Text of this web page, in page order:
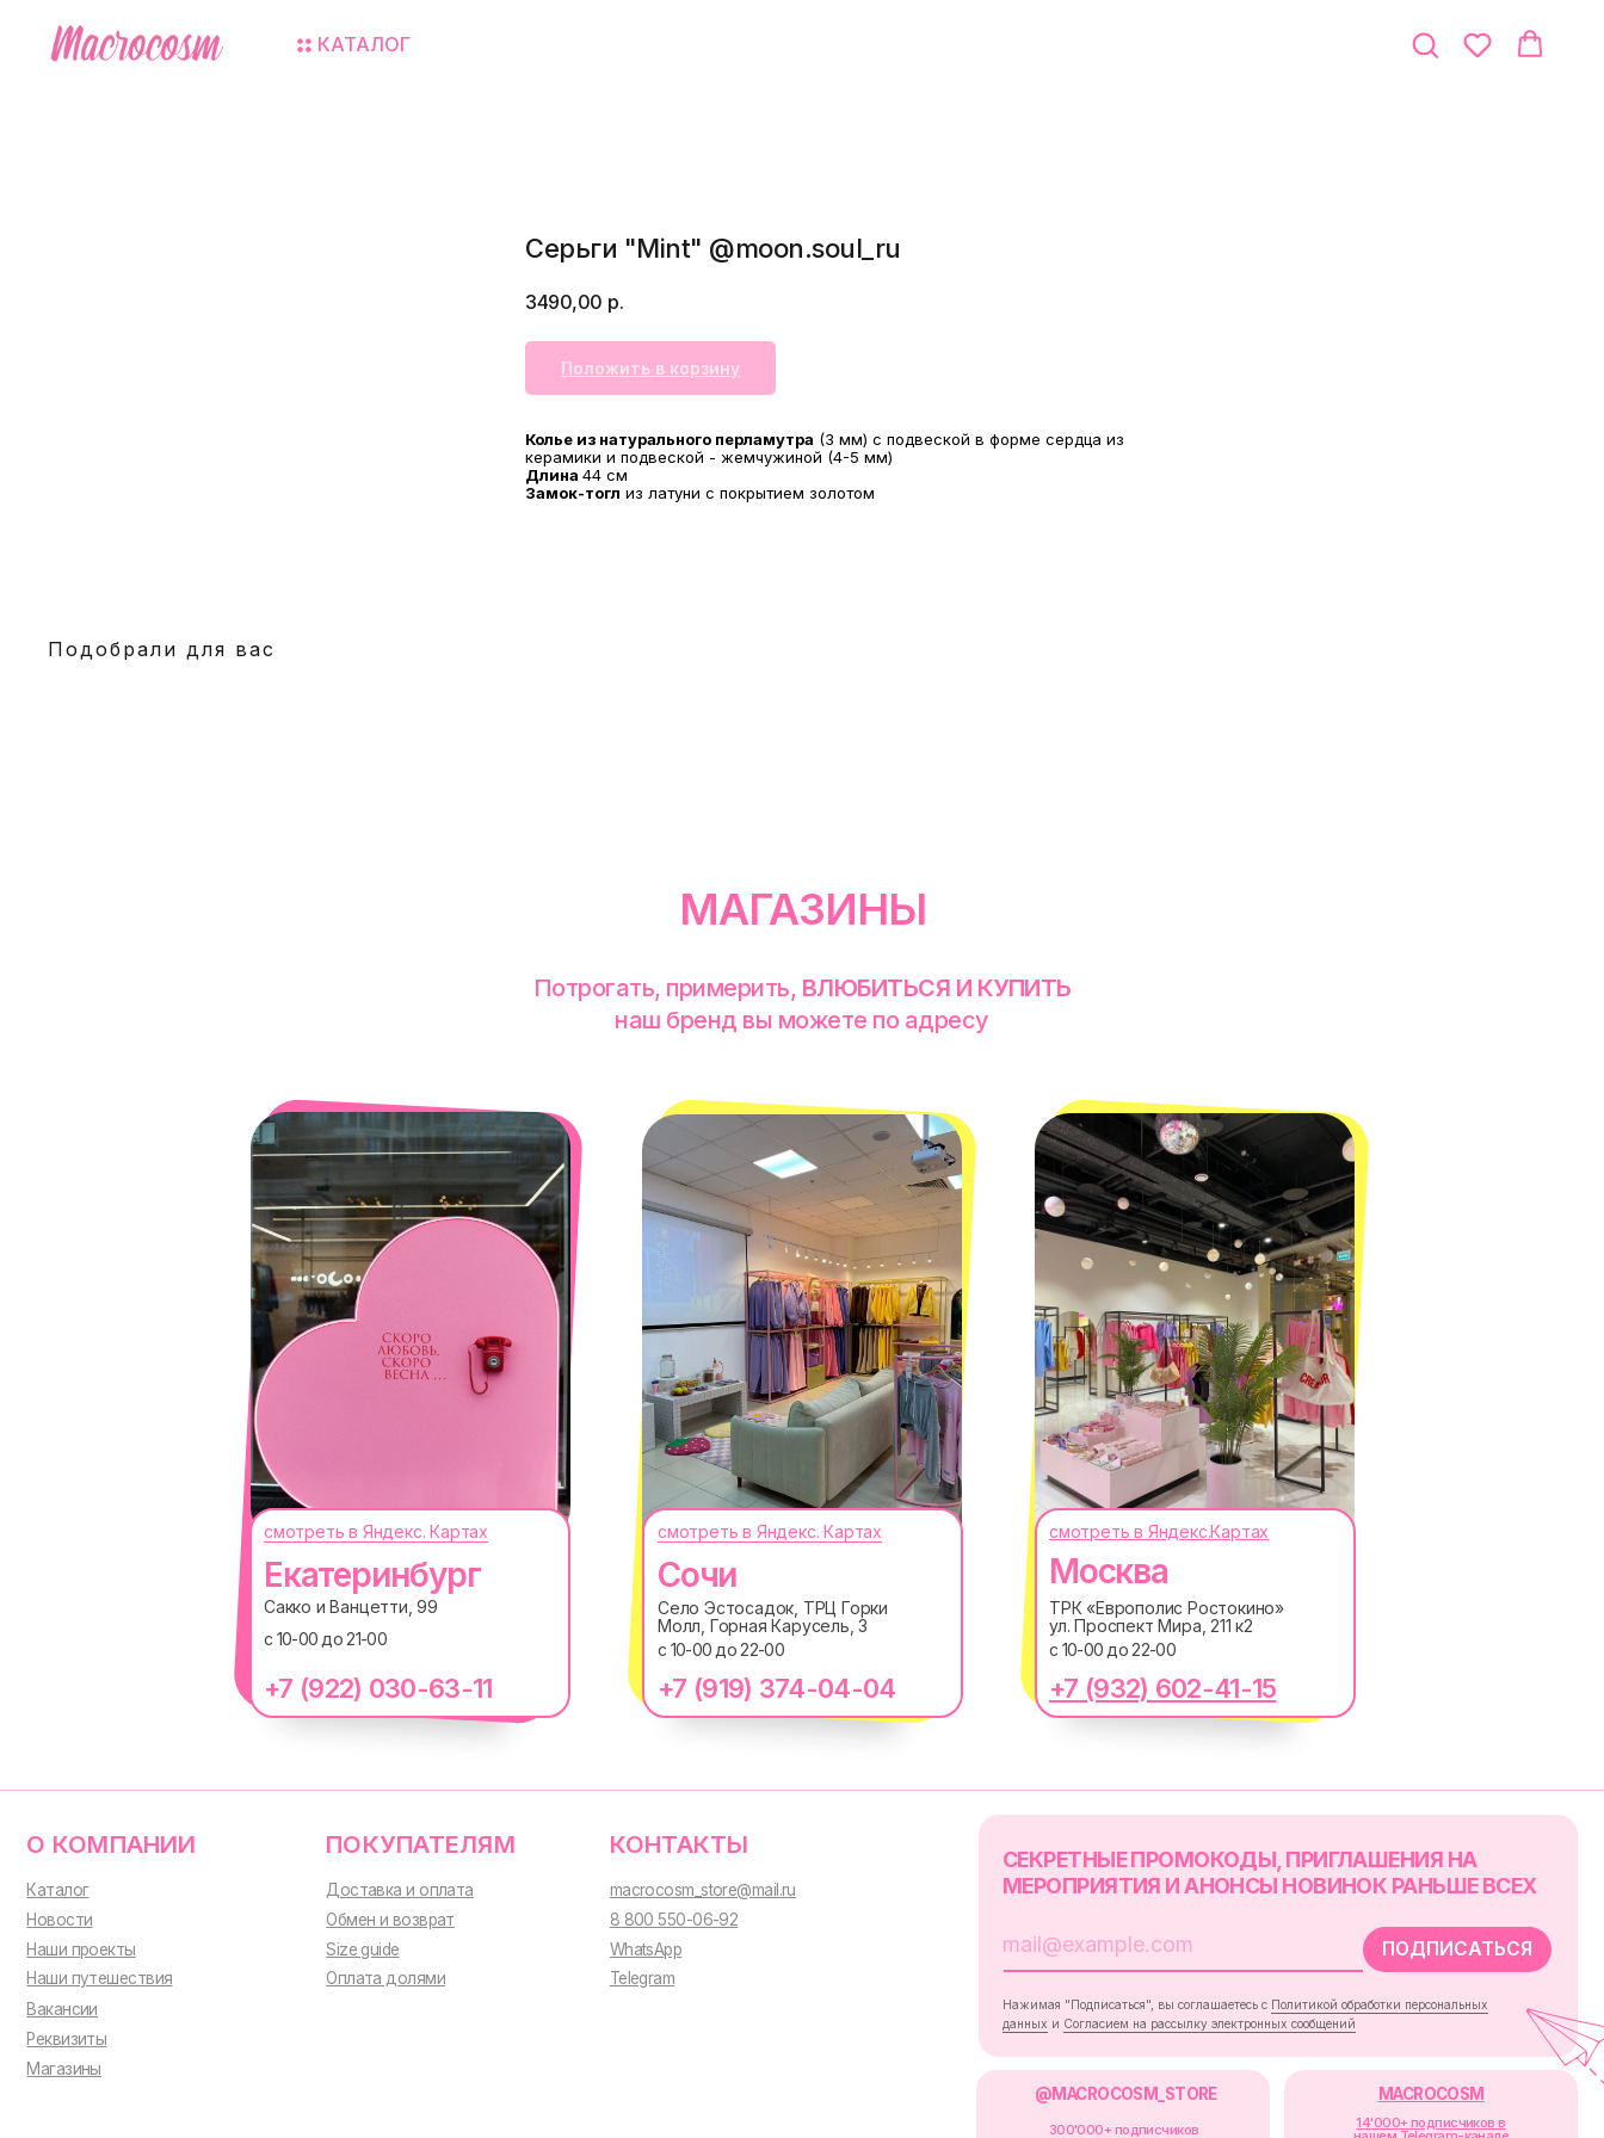
КАТАЛОГ
Серьги "Mint" @moon.soul_ru
3490,00 р.
Положить в корзину
Колье из натурального перламутра (3 мм) с подвеской в форме сердца из
керамики и подвеской - жемчужиной (4-5 мм)
Длина 44 см
Замок-тогл из латуни с покрытием золотом
Подобрали для вас
Екатеринбург
Сакко и Ванцетти, 99
+7 (922) 030-63-11
с 10-00 до 21-00
смотреть в Яндекс. Картах
МАГАЗИНЫ
Потрогать, примерить, ВЛЮБИТЬСЯ И КУПИТЬ
наш бренд вы можете по адресу
Сочи
Село Эстосадок, ТРЦ Горки
Молл, Горная Карусель, 3
+7 (919) 374-04-04
с 10-00 до 22-00
смотреть в Яндекс. Картах
+7 (932) 602-41-15
ТРК «Европолис Ростокино»
ул. Проспект Мира, 211 к2
с 10-00 до 22-00
Москва
смотреть в Яндекс.Картах
ИП Проворный Алексей Алексеевич
ИНН 667114098580
8 800 550-06-92
macrocosm_store@mail.ru
КОНТАКТЫ
Обмен и возврат
Доставка и оплата
ПОКУПАТЕЛЯМ
Вакансии
Магазины
© 2021-2025 Macrocosm
®
Нажимая "Подписаться", вы соглашаетесь с Политикой обработки персональных
СЕКРЕТНЫЕ ПРОМОКОДЫ, ПРИГЛАШЕНИЯ НА
МЕРОПРИЯТИЯ И АНОНСЫ НОВИНОК РАНЬШЕ ВСЕХ
@MACROCOSM_STORE MACROCOSM
14'000+ подписчиков в
Пользовательское
соглашение
Политика обработки персональных